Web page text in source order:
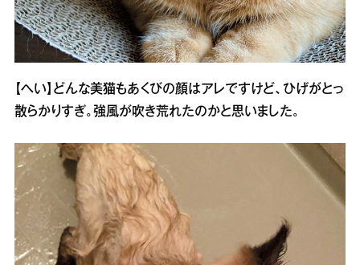
【へい】どんな美猫もあくびの顔はアレですけど、ひげがとっ
散らかりすぎ。強風が吹き荒れたのかと思いました。